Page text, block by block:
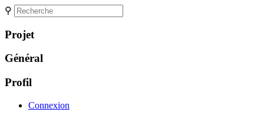
⚲
Projet
Général
Profil
Connexion